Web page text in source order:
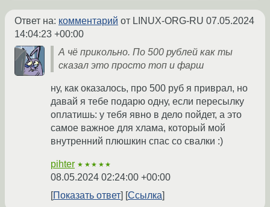
Ответ на: комментарий от LINUX-ORG-RU 07.05.2024
14:04:23 +00:00
А чё прикольно. По 500 рублей как ты
сказал это просто топ и фарш
ну, как оказалось, про 500 руб я приврал, но
давай я тебе подарю одну, если пересылку
оплатишь: у тебя явно в дело пойдет, а это
самое важное для хлама, который мой
внутренний плюшкин спас со свалки :)
pihter ★★★★★
08.05.2024 02:24:00 +00:00
Показать ответ
Ссылка